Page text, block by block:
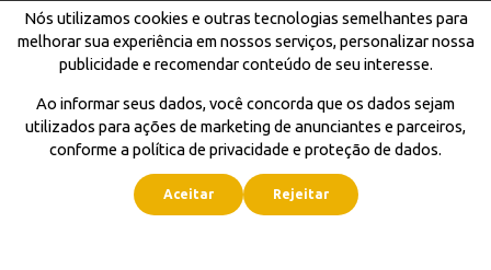
Nós utilizamos cookies e outras tecnologias semelhantes para
melhorar sua experiência em nossos serviços, personalizar nossa
publicidade e recomendar conteúdo de seu interesse.
Ao informar seus dados, você concorda que os dados sejam
utilizados para ações de marketing de anunciantes e parceiros,
conforme a política de privacidade e proteção de dados.
Aceitar Rejeitar